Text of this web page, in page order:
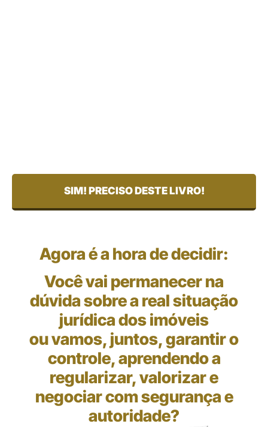
SIM! PRECISO DESTE LIVRO!
Agora é a hora de decidir:
Você vai permanecer na
dúvida sobre a real situação
jurídica dos imóveis
ou vamos, juntos, garantir o
controle, aprendendo a
regularizar, valorizar e
negociar com segurança e
autoridade?